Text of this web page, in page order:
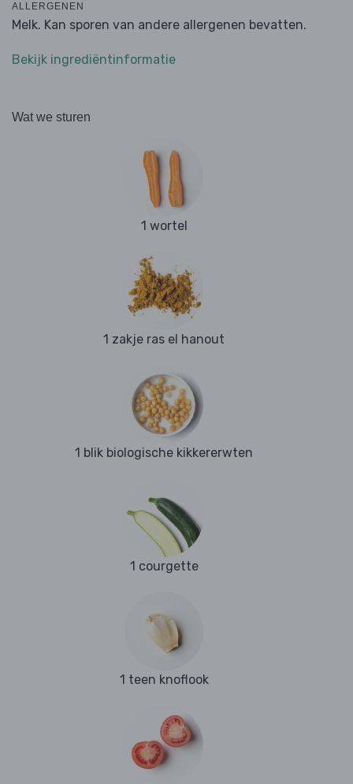
ALLERGENEN
Melk. Kan sporen van andere allergenen bevatten.
Bekijk ingrediëntinformatie
Wat we sturen
1 wortel
1 zakje ras el hanout
1 blik biologische kikkererwten
1 courgette
1 teen knoflook